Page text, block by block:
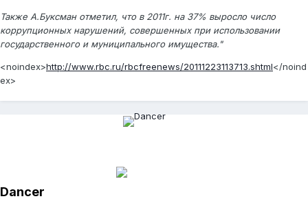
Также А.Буксман отметил, что в 2011г. на 37% выросло число
коррупционных нарушений, совершенных при использовании
государственного и муниципального имущества."
<noindex>http://www.rbc.ru/rbcfreenews/20111223113713.shtml</noind
ex>
Dancer